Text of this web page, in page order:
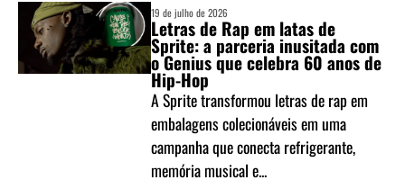
19 de julho de 2026
Letras de Rap em latas de
Sprite: a parceria inusitada com
o Genius que celebra 60 anos de
Hip-Hop
A Sprite transformou letras de rap em
embalagens colecionáveis em uma
campanha que conecta refrigerante,
memória musical e...